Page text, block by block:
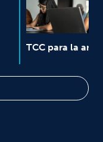
TCC para la